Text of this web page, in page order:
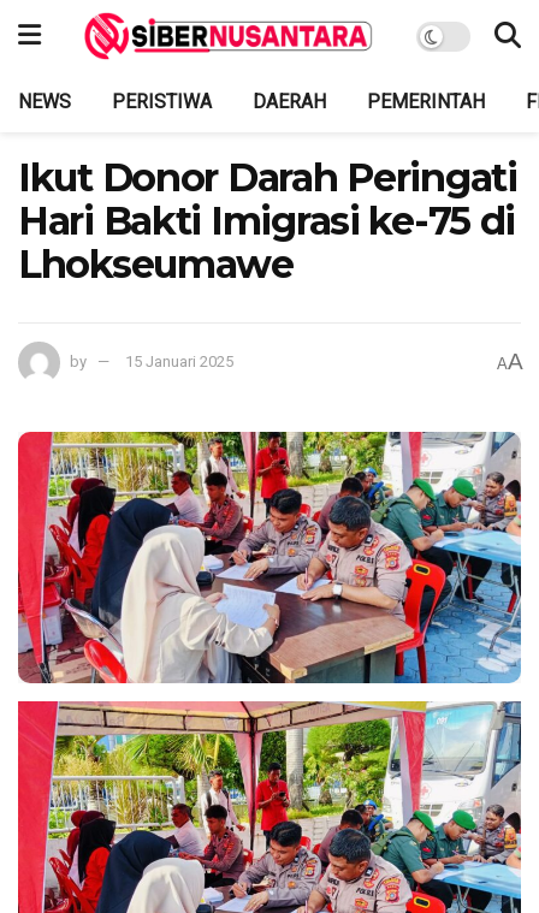
NEWS PERISTIWA DAERAH PEMERINTAH
Ikut Donor Darah Peringati
Hari Bakti Imigrasi ke-75 di
Lhokseumawe
by 15 Januari 2025 AA